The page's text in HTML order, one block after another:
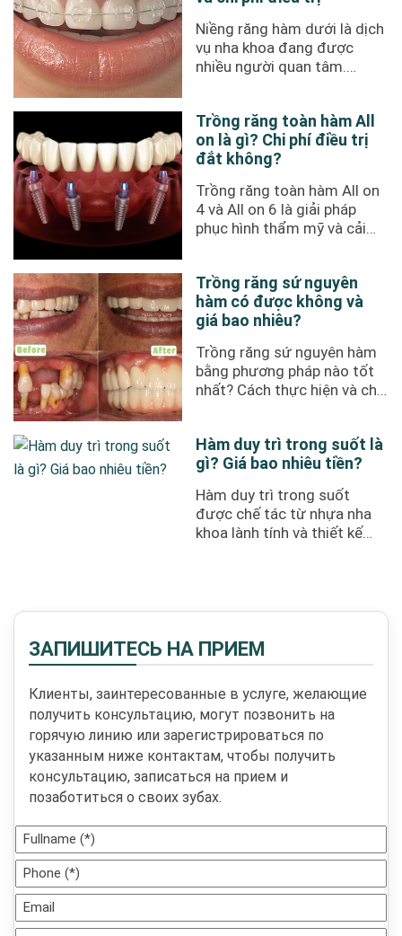
Niềng răng hàm dưới là dịch
vụ nha khoa đang được
nhiều người quan tâm.
Trồng răng toàn hàm All
on là gì? Chi phí điều trị
đắt không?
Trồng răng toàn hàm All on
4 và All on 6 là giải pháp
phục hình thẩm mỹ và cải
Trồng răng sứ nguyên
hàm có được không và
giá bao nhiêu?
Trồng răng sứ nguyên hàm
bằng phương pháp nào tốt
nhất? Cách thực hiện và chi
Hàm duy trì trong suốt là
gì? Giá bao nhiêu tiền?
Hàm duy trì trong suốt
được chế tác từ nhựa nha
khoa lành tính và thiết kế
ЗАПИШИТЕСЬ НА ПРИЕМ
Клиенты, заинтересованные в услуге, желающие
получить консультацию, могут позвонить на
горячую линию или зарегистрироваться по
указанным ниже контактам, чтобы получить
консультацию, записаться на прием и
позаботиться о своих зубах.